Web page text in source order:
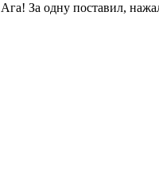
Ага! За одну поставил,